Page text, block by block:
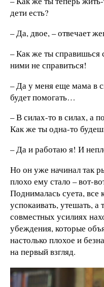
дети есть?
– Да, двое, – отвечает
– Как же ты справишься
ними не справиться!
– Да у меня еще мама в
будет помогать…
– В силах-то в силах, а
Как же ты одна-то
– Да и работаю я! И
Но он уже начинал так
плохо ему стало – вот-
Поднималась суета, все
успокаивать, утешать,
совместных усилиях
убеждения, которые
настолько плохое и
на первый взгляд.